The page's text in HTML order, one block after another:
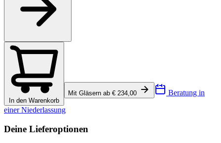
In den Warenkorb
Mit Gläsern ab € 234,00 Beratung in
einer Niederlassung
Deine Lieferoptionen